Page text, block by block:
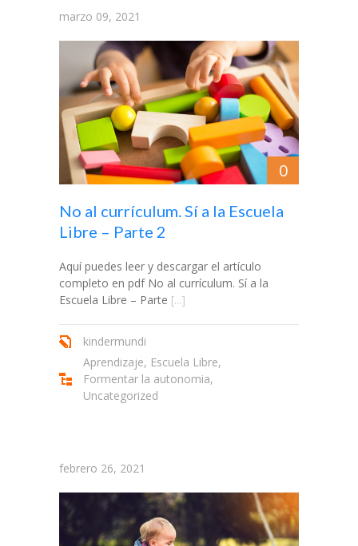
marzo 09, 2021
0
No al currículum. Sí a la Escuela
Libre – Parte 2
Aquí puedes leer y descargar el artículo
completo en pdf No al currículum. Sí a la
Escuela Libre – Parte [...]
kindermundi
Aprendizaje, Escuela Libre,
Formentar la autonomia,
Uncategorized
febrero 26, 2021